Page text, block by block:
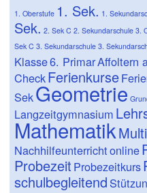
1. Oberstufe 1. Sek. 1.
Sek. 2. Sek C 2. Sekundarschule 3.
Sek C 3. Sekundarschule 3.
Klasse6. PrimarAffoltern
CheckFerienkurse
SekGeometrie
Langzeitgymnasium
Mathematik
Nachhilfeunterrichtonline
Probezeit Probezeitkurs
schulbegleitend